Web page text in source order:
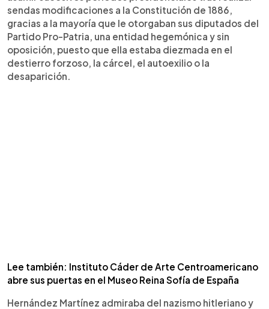
sendas modificaciones a la Constitución de 1886,
gracias a la mayoría que le otorgaban sus diputados del
Partido Pro-Patria, una entidad hegemónica y sin
oposición, puesto que ella estaba diezmada en el
destierro forzoso, la cárcel, el autoexilio o la
desaparición.
Lee también: Instituto Cáder de Arte Centroamericano
abre sus puertas en el Museo Reina Sofía de España
Hernández Martínez admiraba del nazismo hitleriano y